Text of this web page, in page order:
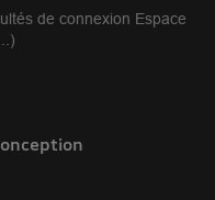
de connexion Espace